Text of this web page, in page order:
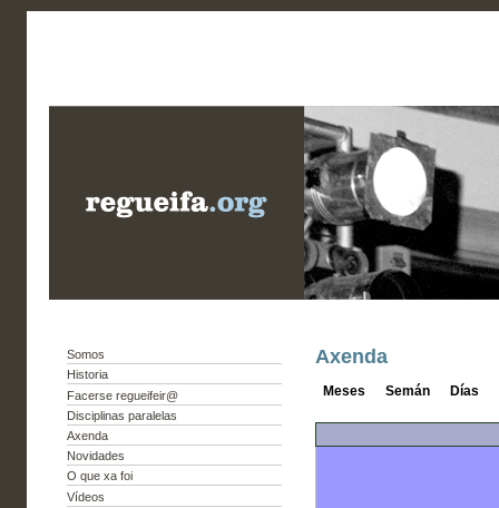
Somos
Historia
Facerse regueifeir@
Disciplinas paralelas
Axenda
Novidades
O que xa foi
Vídeos
Axenda
Meses Semán Días